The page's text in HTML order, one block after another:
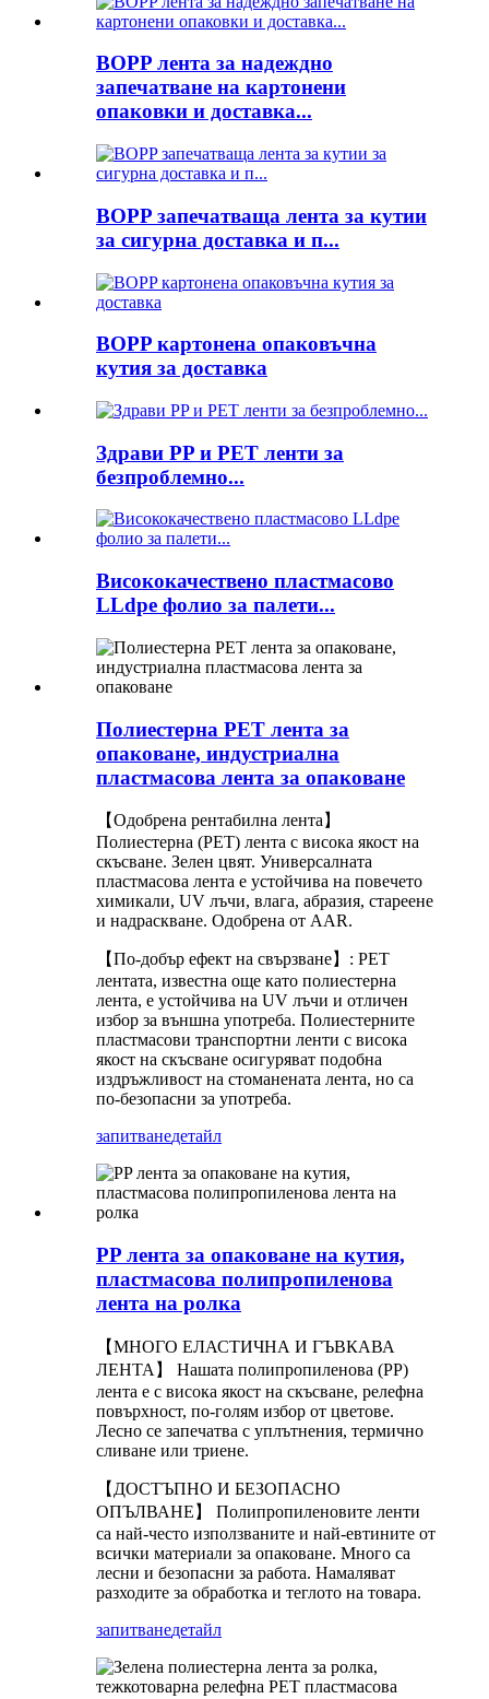
BOPP лента за надеждно
запечатване на картонени
опаковки и доставка...
BOPP запечатваща лента за кутии
за сигурна доставка и п...
BOPP картонена опаковъчна
кутия за доставка
Здрави PP и PET ленти за
безпроблемно...
Висококачествено пластмасово
LLdpe фолио за палети...
Полиестерна PET лента за
опаковане, индустриална
пластмасова лента за опаковане
【Одобрена рентабилна лента】
Полиестерна (PET) лента с висока якост на
скъсване. Зелен цвят. Универсалната
пластмасова лента е устойчива на повечето
химикали, UV лъчи, влага, абразия, стареене
и надраскване. Одобрена от AAR.
【По-добър ефект на свързване】: PET
лентата, известна още като полиестерна
лента, е устойчива на UV лъчи и отличен
избор за външна употреба. Полиестерните
пластмасови транспортни ленти с висока
якост на скъсване осигуряват подобна
издръжливост на стоманената лента, но са
по-безопасни за употреба.
запитванедетайл
PP лента за опаковане на кутия,
пластмасова полипропиленова
лента на ролка
【МНОГО ЕЛАСТИЧНА И ГЪВКАВА
ЛЕНТА】 Нашата полипропиленова (PP)
лента е с висока якост на скъсване, релефна
повърхност, по-голям избор от цветове.
Лесно се запечатва с уплътнения, термично
сливане или триене.
【ДОСТЪПНО И БЕЗОПАСНО
ОПЪЛВАНЕ】 Полипропиленовите ленти
са най-често използваните и най-евтините от
всички материали за опаковане. Много са
лесни и безопасни за работа. Намаляват
разходите за обработка и теглото на товара.
запитванедетайл